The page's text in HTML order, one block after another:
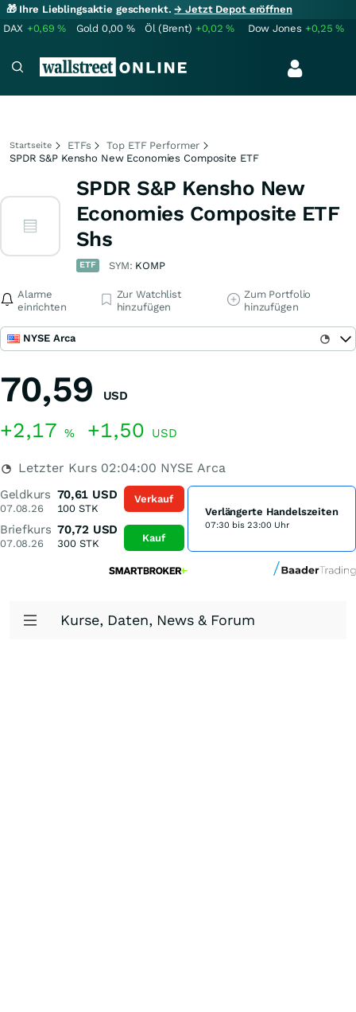
🎁 Ihre Lieblingsaktie geschenkt.→ Jetzt Depot eröffnen
DAX +0,69% Gold 0,00 % Öl (Brent) +0,02% Dow Jones +0,25%
Startseite ETFs
Top ETF Performer
SPDR S&P Kensho New Economies Composite ETF
SPDR S&P Kensho New
Economies Composite ETF
Shs
ETF SYM: KOMP
Alarme
einrichten
Zur Watchlist
hinzufügen
Zum Portfolio
hinzufügen
NYSE Arca
70,59 USD
+2,17 % +1,50 USD
Letzter Kurs 02:04:00 NYSE Arca
Geldkurs
07.08.26
70,61 USD
100 STK
Briefkurs
07.08.26
70,72 USD
300STK
Verkauf
Kauf
Verlängerte Handelszeiten
07:30 bis 23:00 Uhr
Kurse, Daten, News & Forum